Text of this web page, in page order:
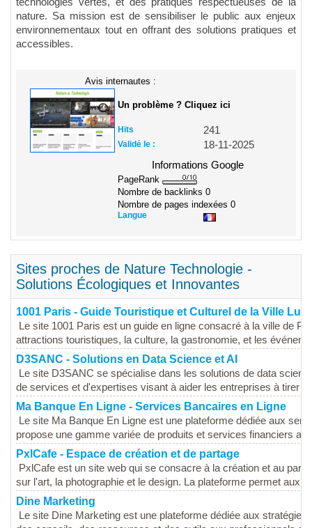
nature. Sa mission est de sensibiliser le public aux enjeux
environnementaux tout en offrant des solutions pratiques et
accessibles.
Avis internautes :
Un problème ? Cliquez ici
Hits 241
Validé le :
18-11-2025
Informations Google
PageRank
Nombre de backlinks 0
Nombre de pages indexées 0
Langue
Sites proches de Nature Technologie -
Solutions Écologiques et Innovantes
1001 Paris - Guide Touristique et Culturel de la Ville
Le site 1001 Paris est un guide en ligne consacré à la ville de
attractions touristiques, la culture, la gastronomie, et les
D3SANC - Solutions en Data Science et AI
Le site D3SANC se spécialise dans les solutions de data
de services et d'expertises visant à aider les entreprises à tirer
Ma Banque En Ligne - Services Bancaires en Ligne
Le site Ma Banque En Ligne est une plateforme dédiée aux
propose une gamme variée de produits et services financiers
PxlCafe - Espace de création et de partage
PxlCafe est un site web qui se consacre à la création et au
sur l'art, la photographie et le design. La plateforme permet aux
Dine Marketing
Le site Dine Marketing est une plateforme dédiée aux